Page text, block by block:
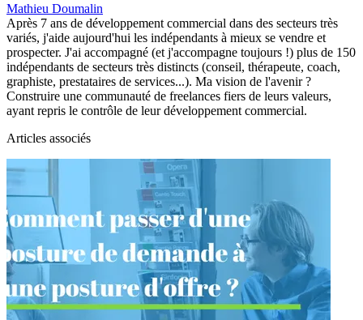
Mathieu Doumalin
Après 7 ans de développement commercial dans des secteurs très
variés, j'aide aujourd'hui les indépendants à mieux se vendre et
prospecter. J'ai accompagné (et j'accompagne toujours !) plus de 150
indépendants de secteurs très distincts (conseil, thérapeute, coach,
graphiste, prestataires de services...). Ma vision de l'avenir ?
Construire une communauté de freelances fiers de leurs valeurs,
ayant repris le contrôle de leur développement commercial.
Articles associés